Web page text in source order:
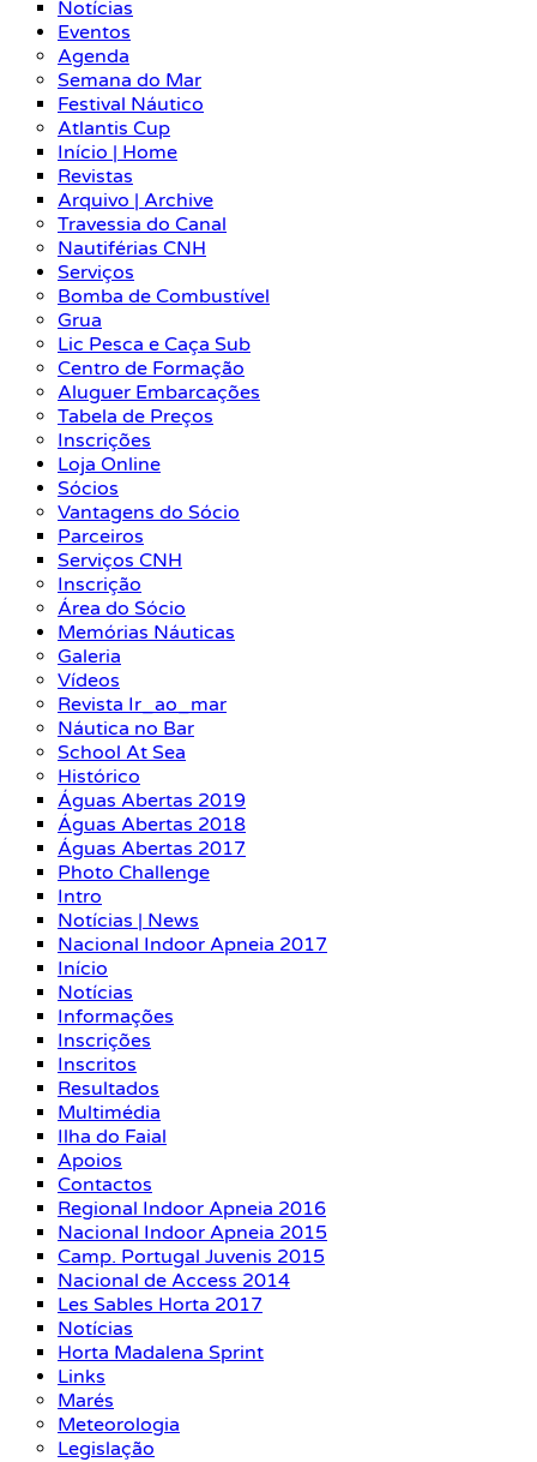
Notícias
Eventos
Agenda
Semana do Mar
Festival Náutico
Atlantis Cup
Início | Home
Revistas
Arquivo | Archive
Travessia do Canal
Nautiférias CNH
Serviços
Bomba de Combustível
Grua
Lic Pesca e Caça Sub
Centro de Formação
Aluguer Embarcações
Tabela de Preços
Inscrições
Loja Online
Sócios
Vantagens do Sócio
Parceiros
Serviços CNH
Inscrição
Área do Sócio
Memórias Náuticas
Galeria
Vídeos
Revista Ir_ao_mar
Náutica no Bar
School At Sea
Histórico
Águas Abertas 2019
Águas Abertas 2018
Águas Abertas 2017
Photo Challenge
Intro
Notícias | News
Nacional Indoor Apneia 2017
Início
Notícias
Informações
Inscrições
Inscritos
Resultados
Multimédia
Ilha do Faial
Apoios
Contactos
Regional Indoor Apneia 2016
Nacional Indoor Apneia 2015
Camp. Portugal Juvenis 2015
Nacional de Access 2014
Les Sables Horta 2017
Notícias
Horta Madalena Sprint
Links
Marés
Meteorologia
Legislação